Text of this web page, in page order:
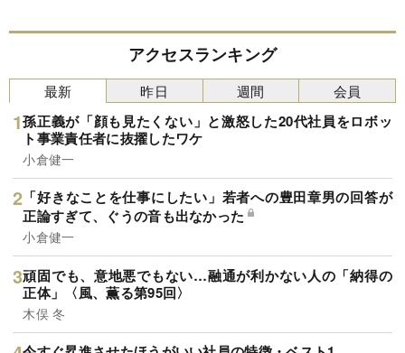
アクセスランキング
最新
孫正義が「顔も見たくない」と激怒した20代社員をロボッ
ト事業責任者に抜擢したワケ
小倉健一
「好きなことを仕事にしたい」若者への豊田章男の回答が
正論すぎて、ぐうの音も出なかった
小倉健一
頑固でも、意地悪でもない…融通が利かない人の「納得の
正体」〈風、薫る第95回〉
木俣 冬
昨日 週間 会員